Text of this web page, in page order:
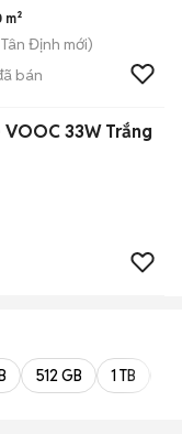
m²
Tân Định mới)
bán
33W Trắng
512 GB 1 TB